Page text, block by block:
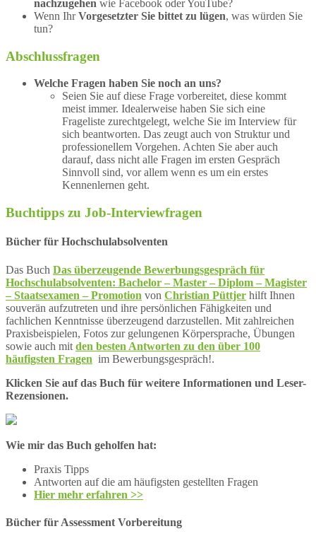
nachzugehen wie Facebook oder YouTube?
Wenn IhrVorgesetzter Sie bittet zu lügen, was würden Sie
tun?
Abschlussfragen
Welche Fragen haben Sie noch an uns?
Seien Sie auf diese Frage vorbereitet, diese kommt
meist immer. Idealerweise haben Sie sich eine
Frageliste zurechtgelegt, welche Sie im Interview für
sich beantworten. Das zeugt auch von Struktur und
professionellem Vorgehen. Achten Sie aber auch
darauf, dass nicht alle Fragen im ersten Gespräch
Sinnvoll sind, vor allem wenn es um ein erstes
Kennenlernen geht.
Buchtipps zu Job-Interviewfragen
Bücher für Hochschulabsolventen
Das Buch Das überzeugende Bewerbungsgespräch für
Hochschulabsolventen: Bachelor – Master – Diplom – Magister
– Staatsexamen – Promotion von Christian Püttjer hilft Ihnen
souverän aufzutreten und ihre persönlichen Fähigkeiten und
fachlichen Kenntnisse überzeugend darzustellen. Mit zahlreichen
Praxisbeispielen, Fotos zur gelungenen Körpersprache, Übungen
sowie auch mit den besten Antworten zu den über 100
häufigsten Fragen im Bewerbungsgespräch!.
Klicken Sie auf das Buch für weitere Informationen und Leser-
Rezensionen.
Wie mir das Buch geholfen hat:
Praxis Tipps
Antworten auf die am häufigsten gestellten Fragen
Hier mehr erfahren >>
Bücher für Assessment Vorbereitung